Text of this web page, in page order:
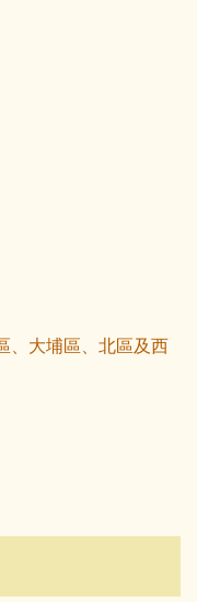
、大埔區、北區及西